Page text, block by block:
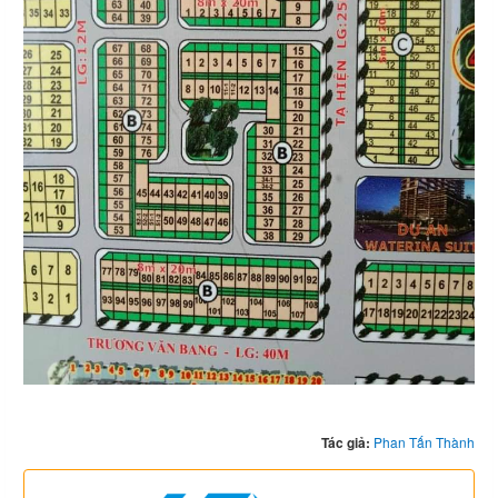
Tác giả: Phan Tấn Thành